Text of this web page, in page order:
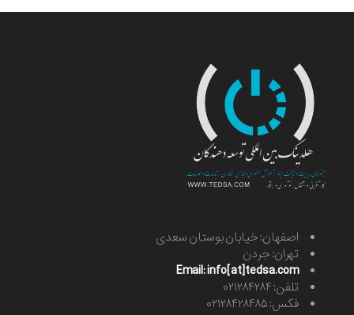
اصفهان: خیابان بوستان سعدی
تهران: جردن
Email: info[at]tedsa.com
تلفن: ۰۲۱۲۸۴۲۸۴
فکس: ۰۲۱۲۸۴۲۸۴۸۵